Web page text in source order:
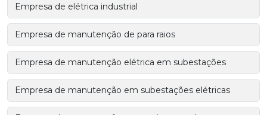
Empresa de elétrica industrial
Empresa de manutenção de para raios
Empresa de manutenção elétrica em subestações
Empresa de manutenção em subestações elétricas